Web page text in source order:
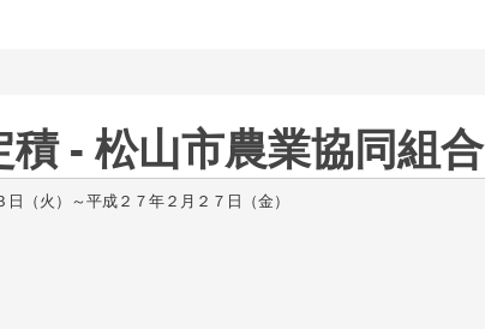
- 松山市農業協同組合
（火）～平成２７年２月２７日（金）